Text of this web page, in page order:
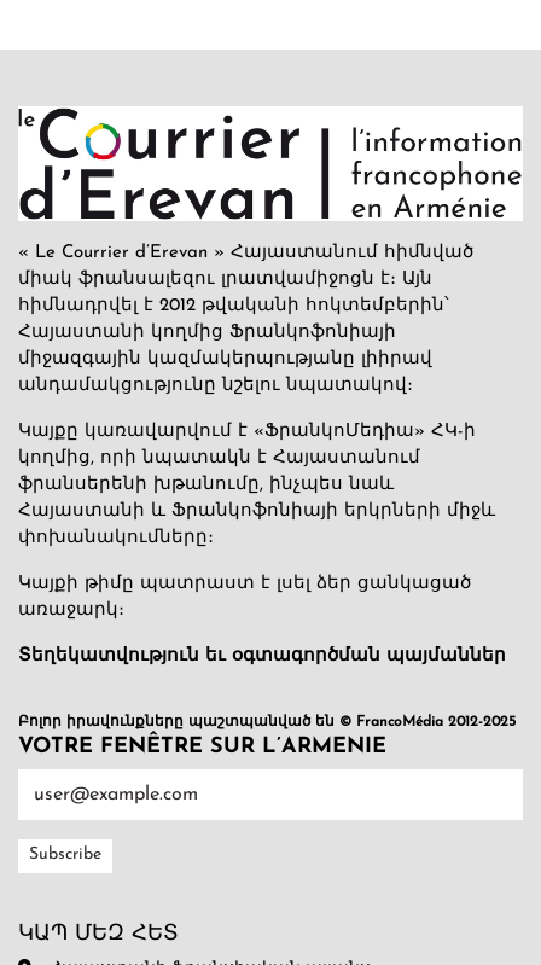
« Le Courrier d’Erevan » Հայաստանում հիմնված
միակ ֆրանսալեզու լրատվամիջոցն է։ Այն
հիմնադրվել է 2012 թվականի հոկտեմբերին՝
Հայաստանի կողմից Ֆրանկոֆոնիայի
միջազգային կազմակերպությանը լիիրավ
անդամակցությունը նշելու նպատակով։
Կայքը կառավարվում է «ՖրանկոՄեդիա» ՀԿ-ի
կողմից, որի նպատակն է Հայաստանում
ֆրանսերենի խթանումը, ինչպես նաև
Հայաստանի և Ֆրանկոֆոնիայի երկրների միջև
փոխանակումները։
Կայքի թիմը պատրաստ է լսել ձեր ցանկացած
առաջարկ։
Տեղեկատվություն եւ օգտագործման պայմաններ
Բոլոր իրավունքները պաշտպանված են © FrancoMédia 2012-2025
VOTRE FENÊTRE SUR L’ARMENIE
ԿԱՊ ՄԵԶ ՀԵՏ